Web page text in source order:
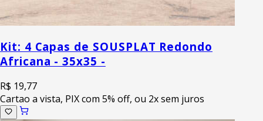
Kit: 4 Capas de SOUSPLAT Redondo
Africana - 35x35 -
R$ 19,77
Cartao a vista, PIX com 5% off, ou 2x sem juros